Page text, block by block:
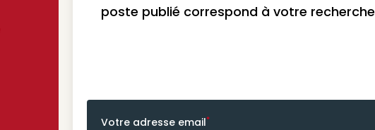
poste publié correspond à votre recherche
Votre adresse email*